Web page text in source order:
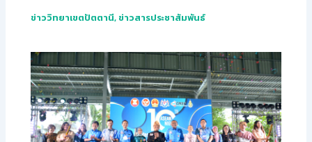
ข่าววิทยาเขตปัตตานี, ข่าวสารประชาสัมพันธ์